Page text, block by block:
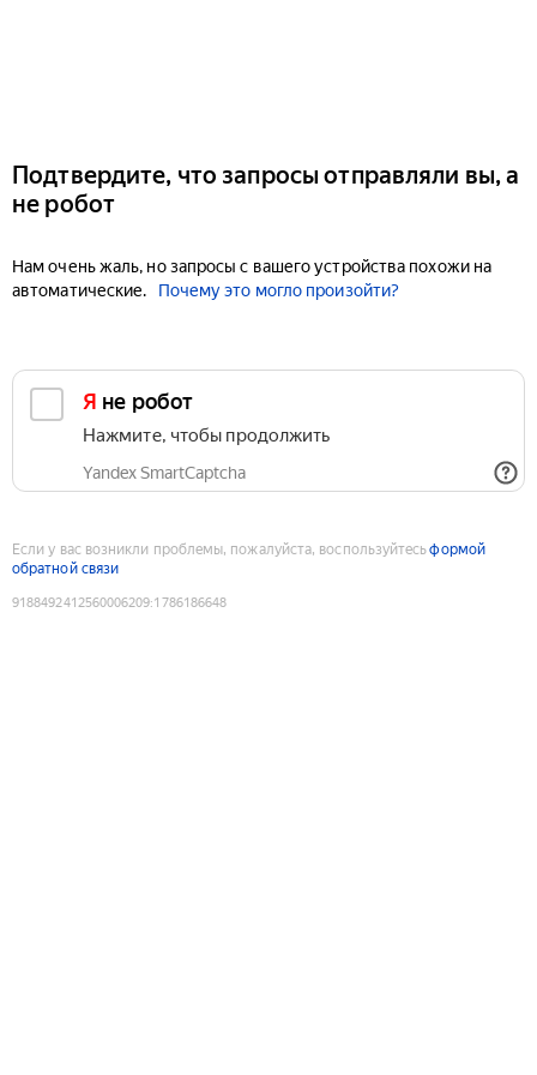
Подтвердите, что запросы отправляли вы, а
не робот
Нам очень жаль, но запросы с вашего устройства похожи на
автоматические.
Почему это могло произойти?
Я не робот
Нажмите, чтобы продолжить
Yandex SmartCaptcha
Если у вас возникли проблемы, пожалуйста, воспользуйтесьформой
обратной связи
9188492412560006209:1786186648